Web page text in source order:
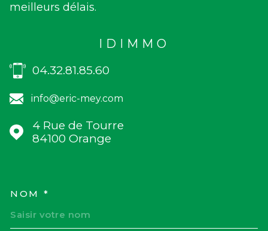
meilleurs délais.
IDIMMO
04.32.81.85.60
info@eric-mey.com
4 Rue de Tourre
84100
Orange
NOM *